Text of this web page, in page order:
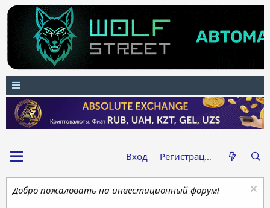
Вход Регистрация
Добро пожаловать на инвестиционный форум!